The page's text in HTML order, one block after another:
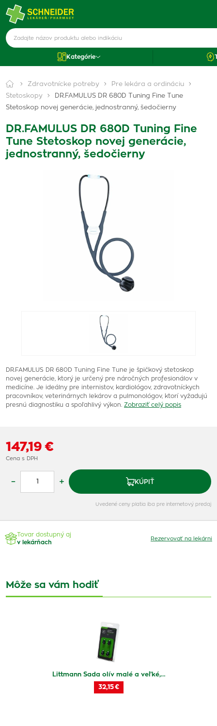
Kategórie
Zdravotnícke potreby
Pre lekára a ordináciu
Stetoskopy
DR.FAMULUS DR 680D Tuning Fine Tune
Stetoskop novej generácie, jednostranný, šedočierny
DR.FAMULUS DR 680D Tuning Fine
Tune Stetoskop novej generácie,
jednostranný, šedočierny
DR.FAMULUS DR 680D Tuning Fine Tune je špičkový stetoskop
novej generácie, ktorý je určený pre náročných profesionálov v
medicíne. Je ideálny pre internistov, kardiológov, zdravotníckych
pracovníkov, veterinárnych lekárov a pulmonológov, ktorí vyžadujú
presnú diagnostiku a spoľahlivý výkon. Zobraziť celý popis
147,19 €
Cena s DPH
– + KÚPIŤ
Uvedené ceny platia iba pre internetový predaj
Tovar dostupný aj
v lekárňach
Rezervovať na lekárni
Môže sa vám hodiť
Littmann Sada olív malé a veľké,…
32,15 €